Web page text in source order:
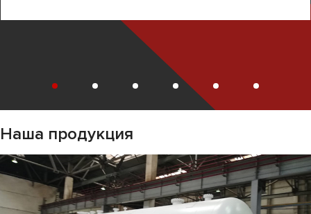
Наша продукция